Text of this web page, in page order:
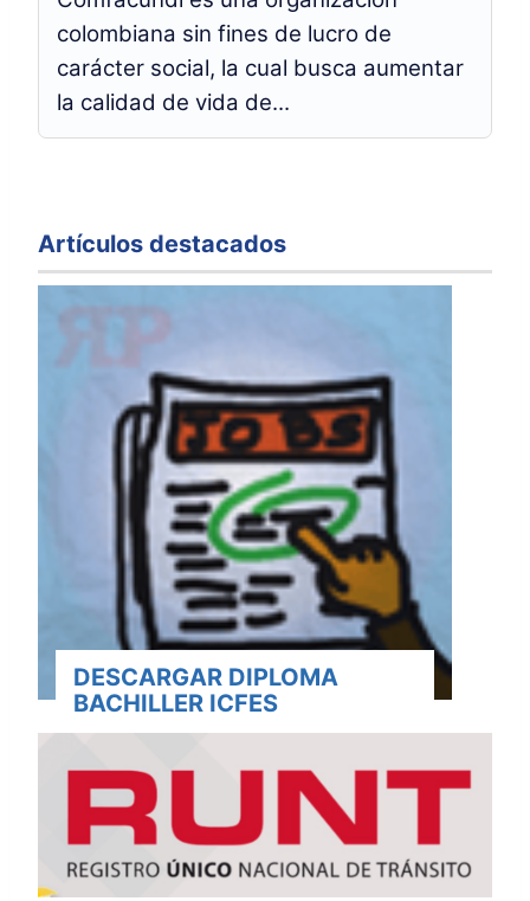
colombiana sin fines de lucro de
carácter social, la cual busca aumentar
la calidad de vida de...
Artículos destacados
DESCARGAR DIPLOMA
BACHILLER ICFES